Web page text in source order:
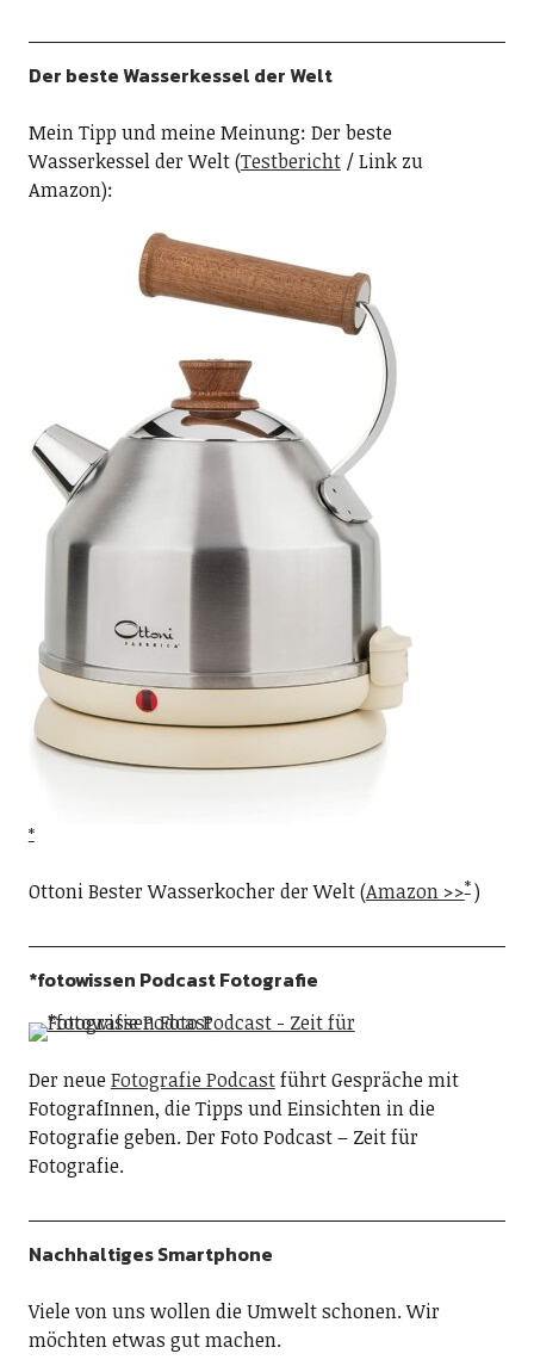
Der beste Wasserkessel der Welt
Mein Tipp und meine Meinung: Der beste
Wasserkessel der Welt (Testbericht/ Link zu
Amazon):
Ottoni Bester Wasserkocher der Welt (Amazon >> )
*fotowissen Podcast Fotografie
Der neueFotografie Podcastführt Gespräche mit
FotografInnen, die Tipps und Einsichten in die
Fotografie geben. Der Foto Podcast – Zeit für
Fotografie.
Nachhaltiges Smartphone
Viele von uns wollen die Umwelt schonen. Wir
möchten etwas gut machen.